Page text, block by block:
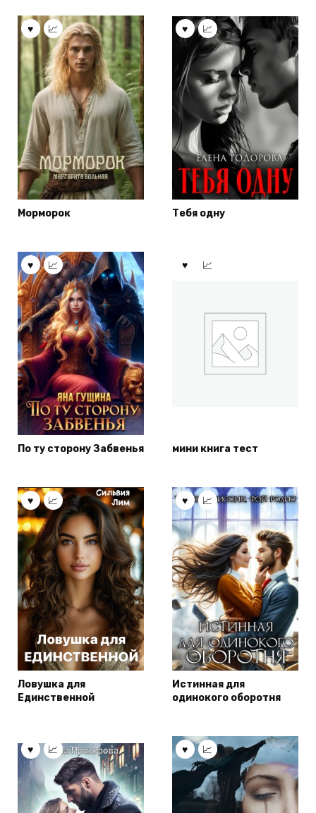
Морморок Тебя одну
По ту сторону Забвенья мини книга тест
Ловушка для
Единственной
Истинная для
одинокого оборотня